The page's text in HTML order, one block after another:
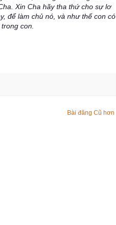
Xin Cha hãy tha thứ cho sự lơ
để làm chủ nó, và như thế con có
con.
Bài đăng Cũ hơn